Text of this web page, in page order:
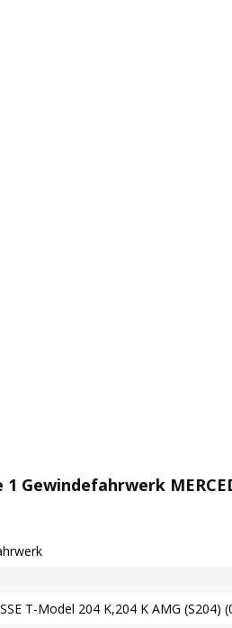
T-Model 204 K,204 K AMG (S204)